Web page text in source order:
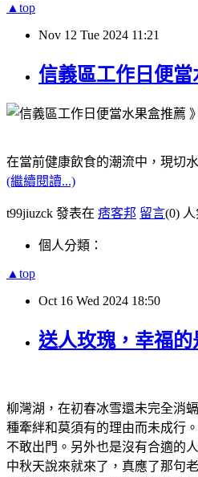
▲top
Nov 12 Tue 2024 11:21
信義區工作日便
在當前健康飲食的潮流中，現切
(繼續閱讀...)
t99jiuzck 發表在 痞客邦 留言(0)
個人分類：
▲top
Oct 16 Wed 2024 18:50
送人玫瑰，幸福的
柳灣湖，在初春冰雪還未完全消
種牽絆和莫須有的理由而未成行
不敢出門。另外也是沒有合適的
中秋天說來就來了，真應了那句